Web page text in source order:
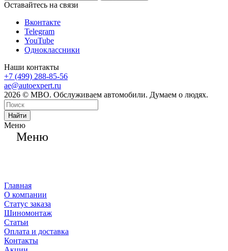
Оставайтесь на связи
Вконтакте
Telegram
YouTube
Одноклассники
Наши контакты
+7 (499) 288-85-56
ae@autoexpert.ru
2026 © МВО. Обслуживаем автомобили. Думаем о людях.
Найти
Меню
Меню
Главная
О компании
Статус заказа
Шиномонтаж
Статьи
Оплата и доставка
Контакты